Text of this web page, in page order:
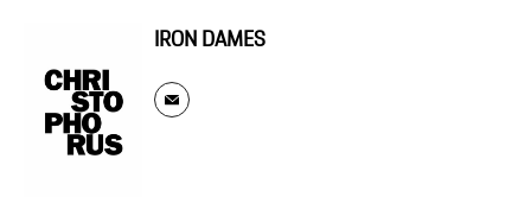
IRON DAMES